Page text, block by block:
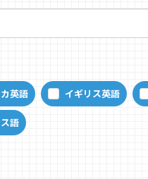
英語 イギリス英語
語